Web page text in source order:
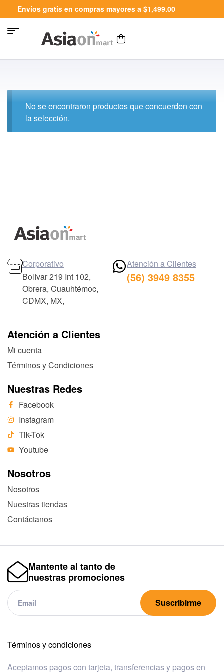
Envíos gratis en compras mayores a $1,499.00
No se encontraron productos que concuerden con
la selección.
Atención a Clientes
Mi cuenta
Términos y Condiciones
Nuestras Redes
Facebook
Instagram
Tik-Tok
Youtube
Nosotros
Nosotros
Nuestras tiendas
Contáctanos
Corporativo
Bolívar 219 Int 102,
Obrera, Cuauhtémoc,
CDMX, MX,
Atención a Clientes
(56) 3949 8355
Mantente al tanto de
nuestras promociones
Suscribirme
Términos y condiciones
Aceptamos pagos con tarjeta, transferencias y pagos en